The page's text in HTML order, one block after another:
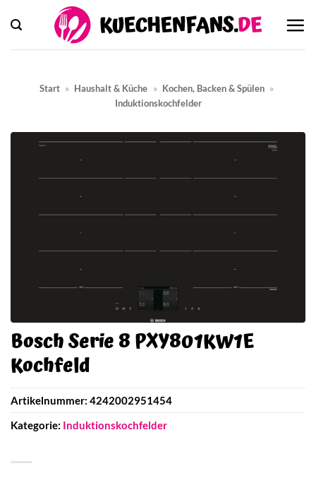
Inhalt
springen
Start » Haushalt & Küche » Kochen, Backen & Spülen »
Induktionskochfelder
Bosch Serie 8 PXY801KW1E
Kochfeld
Artikelnummer: 4242002951454
Kategorie: Induktionskochfelder